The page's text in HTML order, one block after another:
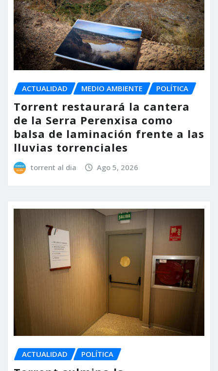
ACTUALIDAD MEDIO AMBIENTE POLÍTICA
Torrent restaurará la cantera
de la Serra Perenxisa como
balsa de laminación frente a las
lluvias torrenciales
torrent al dia Ago 5, 2026
ACTUALIDAD POLÍTICA